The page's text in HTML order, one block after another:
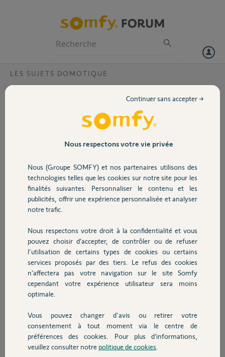
Volet
Sécurité
Domotique
Chauffage
Autres produits
Devis avec un pro
Contact
LES SUJETS DOMOTIQUE
Gerer a distance l ouverture et la fermeture
Je voudrai pouvoir gérer l ouverture et la fermeture de mes 6 volets
électriques en étant hors de chez moi.
Pouvez vous m en dire plus.
l installation et la synchronisation des télécommandes est elle facile.
merci pour votre aide et vos conseils
CHRISTOPHE
il y a plus de 4 ans
Participer au fil de discussion
Réponses
Bonjour,
Oui la Tahoma Switch répondra à vos attentes.
C'est un outil ludique, facile, dont les affectations se font en un tour de
Nous respectons votre vie privée
Nous (Groupe SOMFY) et nos partenaires utilisons des
technologies telles que les cookies sur notre site pour les
finalités suivantes: Personnaliser le contenu et les
publicités, offrir une expérience personnalisée et analyser
notre trafic.
Nous respectons votre droit à la confidentialité et vous
pouvez choisir d’accepter, de contrôler ou de refuser
l'utilisation de certains types de cookies ou certains
services proposés par des tiers. Le refus des cookies
n’affectera pas votre navigation sur le site Somfy
cependant votre expérience utilisateur sera moins
optimale.
Vous pouvez changer d'avis ou retirer votre
consentement à tout moment via le centre de
préférences des cookies. Pour plus d’informations,
veuillez consulter notre politique de cookies
Continuer sans accepter →